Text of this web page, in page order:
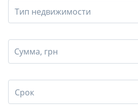
Тип недвижимости
Сумма, грн
Срок